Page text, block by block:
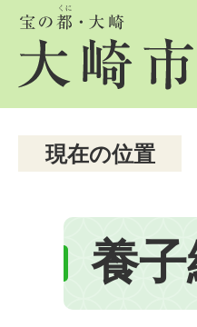
現在の位置
養